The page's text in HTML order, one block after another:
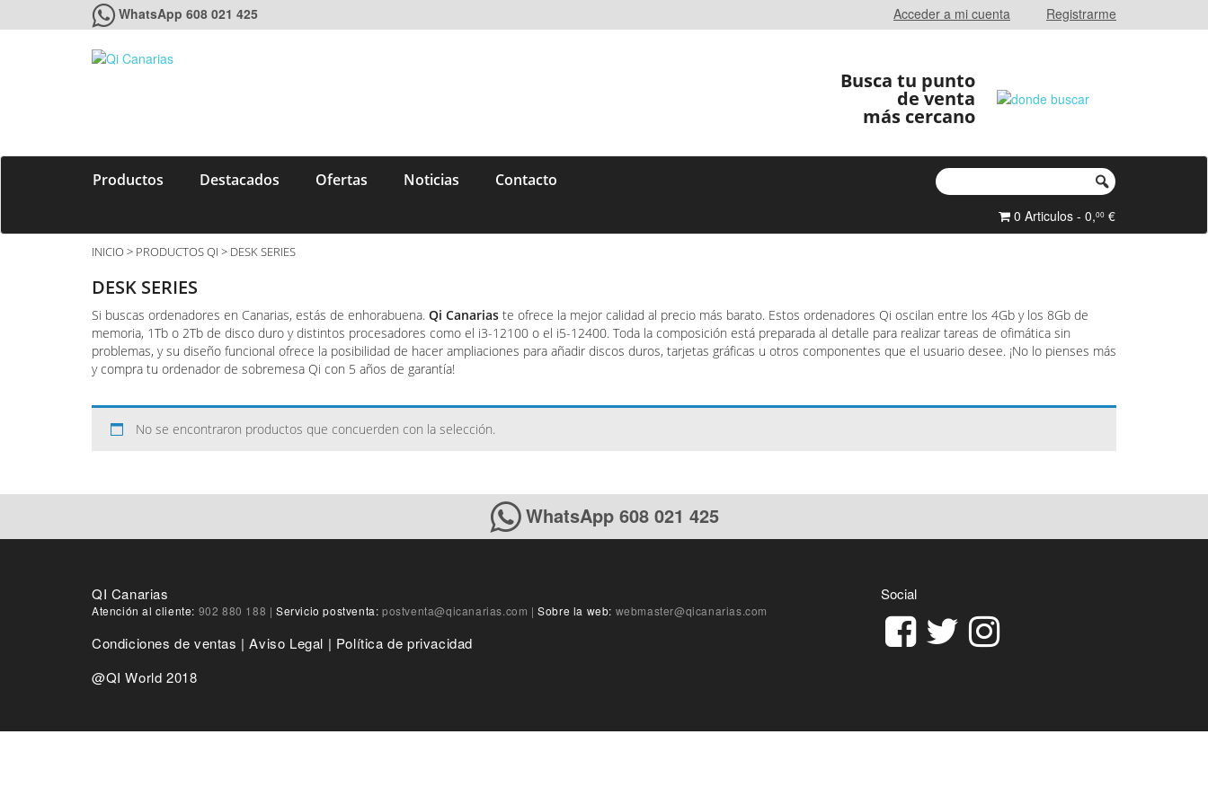
WhatsApp 608 021 425 Acceder a mi cuenta Registrarme
Busca tu punto
de venta
más cercano
Productos Destacados Ofertas Noticias Contacto
0 Articulos - 0,00 €
INICIO > PRODUCTOS QI > DESK SERIES
DESK SERIES
Si buscas ordenadores en Canarias, estás de enhorabuena. Qi Canarias te ofrece la mejor calidad al precio más barato. Estos ordenadores Qi oscilan entre los 4Gb y los 8Gb de
memoria, 1Tb o 2Tb de disco duro y distintos procesadores como el i3-12100 o el i5-12400. Toda la composición está preparada al detalle para realizar tareas de ofimática sin
problemas, y su diseño funcional ofrece la posibilidad de hacer ampliaciones para añadir discos duros, tarjetas gráficas u otros componentes que el usuario desee. ¡No lo pienses más
y compra tu ordenador de sobremesa Qi con 5 años de garantía!
No se encontraron productos que concuerden con la selección.
WhatsApp 608 021 425
Social
QI Canarias
Atención al cliente: 902 880 188 | Servicio postventa:postventa@qicanarias.com | Sobre la web: webmaster@qicanarias.com
Condiciones de ventas |Aviso Legal | Política de privacidad
@QI World 2018